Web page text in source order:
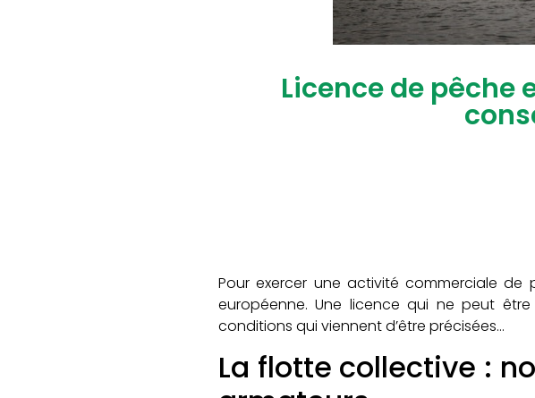
Licence de pêche
Pour exercer une activité commerciale de
européenne. Une licence qui ne peut
conditions qui viennent d’être précisées…
La flotte collective :